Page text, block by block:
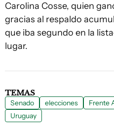
Carolina Cosse, quien
gracias al respaldo
que iba segundo en la
lugar.
TEMAS
Senado elecciones Frente
Uruguay